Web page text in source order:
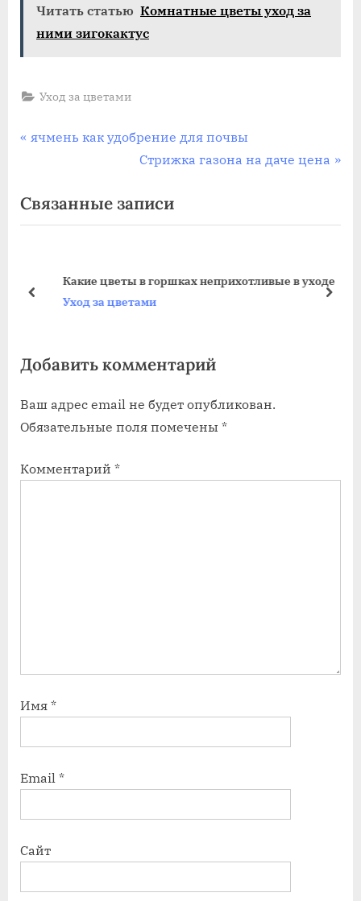
Читать статью Комнатные цветы уход за
ними зигокактус
Уход за цветами
Навигация
записям
П
д
ы
щ
з
п
и
ь
ячмень как удобрение для почвы
С
е
д
з
п
и
Стрижка газона на даче цена
Связанные записи
Какие цветы в горшках неприхотливые в уходе
Уход за цветами
пред
Добавить комментарий
Ваш адрес email не будет опубликован.
Обязательные поля помечены *
Комментарий *
Имя *
Email *
Сайт